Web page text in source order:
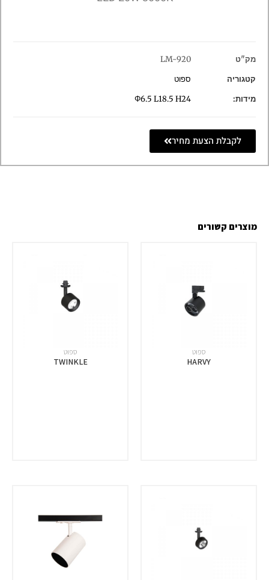
מק"ט
LM-920
קטגוריה
ספוט
מידות:
Φ6.5 L18.5 H24
לקבלת הצעת מחיר
מוצרים קשורים
ספוט
HARVY
ספוט
TWINKLE